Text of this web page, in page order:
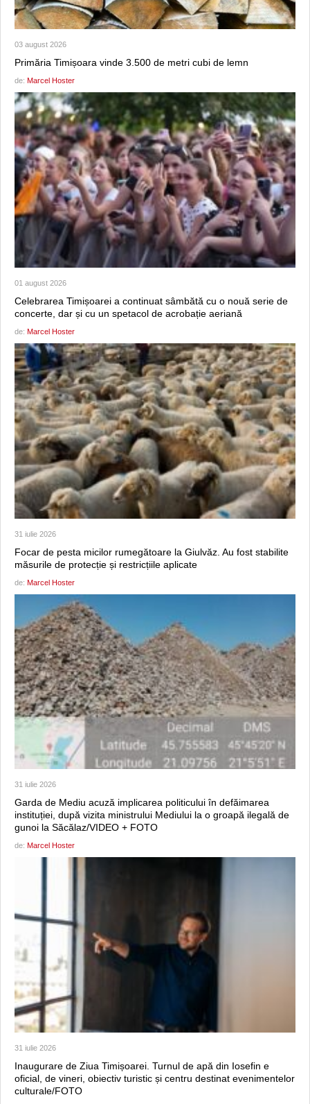
03 august 2026
Primăria Timișoara vinde 3.500 de metri cubi de lemn
de: Marcel Hoster
01 august 2026
Celebrarea Timișoarei a continuat sâmbătă cu o nouă serie de
concerte, dar și cu un spetacol de acrobație aeriană
de: Marcel Hoster
31 iulie 2026
Focar de pesta micilor rumegătoare la Giulvăz. Au fost stabilite
măsurile de protecție și restricțiile aplicate
de: Marcel Hoster
31 iulie 2026
Garda de Mediu acuză implicarea politicului în defăimarea
instituției, după vizita ministrului Mediului la o groapă ilegală de
gunoi la Săcălaz/VIDEO + FOTO
de: Marcel Hoster
31 iulie 2026
Inaugurare de Ziua Timișoarei. Turnul de apă din Iosefin e
oficial, de vineri, obiectiv turistic și centru destinat evenimentelor
culturale/FOTO